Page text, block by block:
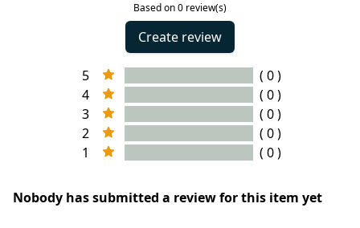
Based on 0 review(s)
Create review
5
( 0 )
4
( 0 )
3
( 0 )
2
( 0 )
1
( 0 )
Nobody has submitted a review for this item yet